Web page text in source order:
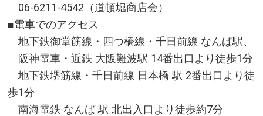
06-6211-4542（道頓堀商店会）
■電車でのアクセス
地下鉄御堂筋線・四つ橋線・千日前線 なんば駅、
阪神電車・近鉄 大阪難波駅 14番出口より徒歩1分
地下鉄堺筋線・千日前線 日本橋 駅 2番出口より徒
歩1分
南海電鉄 なんば 駅 北出入口より徒歩約7分